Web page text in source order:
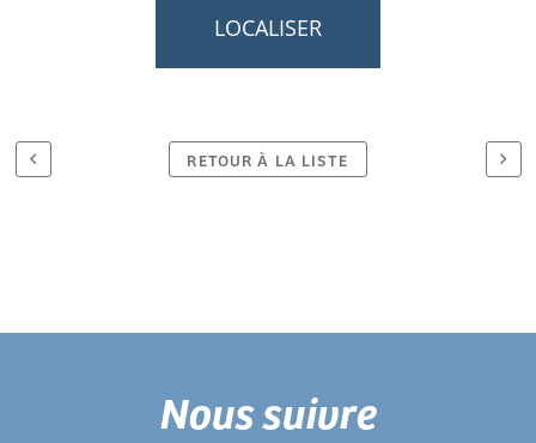
LOCALISER
RETOUR À LA LISTE
Nous suivre